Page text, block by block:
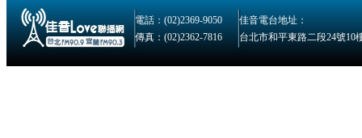
電話：(02)2369-9050
佳音電台地址：
傳真：(02)2362-7816
台北市和平東路二段24號10